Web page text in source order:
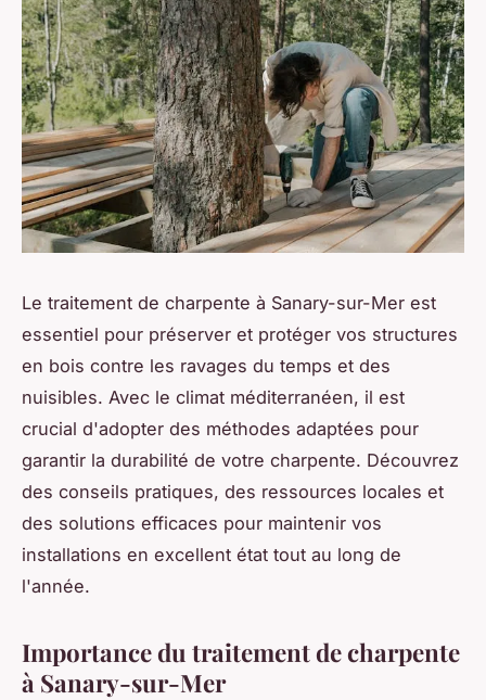
Le traitement de charpente à Sanary-sur-Mer est
essentiel pour préserver et protéger vos structures
en bois contre les ravages du temps et des
nuisibles. Avec le climat méditerranéen, il est
crucial d'adopter des méthodes adaptées pour
garantir la durabilité de votre charpente. Découvrez
des conseils pratiques, des ressources locales et
des solutions efficaces pour maintenir vos
installations en excellent état tout au long de
l'année.
Importance du traitement de charpente
à Sanary-sur-Mer